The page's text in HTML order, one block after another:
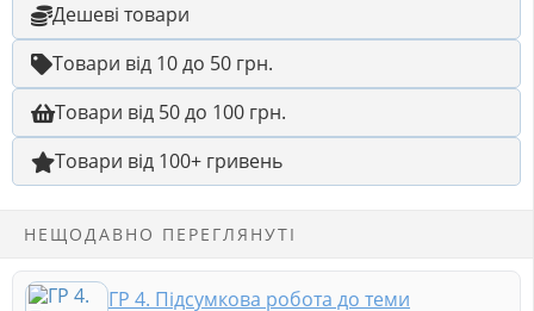
Дешеві товари
Товари від 10 до 50 грн.
Товари від 50 до 100 грн.
Товари від 100+ гривень
НЕЩОДАВНО ПЕРЕГЛЯНУТІ
ГР 4. Підсумкова робота до теми